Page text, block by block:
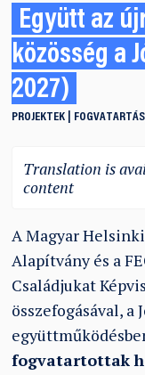
Együtt az
közösség a
2027)
PROJEKTEK
Translation is
content
A Magyar
Alapítvány és a
Családjukat
összefogásával,
fogvatartottak